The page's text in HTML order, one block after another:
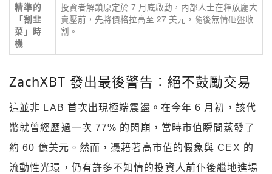
精準的
「割韭
菜」時
機
投資者解鎖原定於 7 月底啟動，內部人士在釋放龐大
賣壓前，先將價格拉高至 27 美元，隨後無情砸盤收
割。
ZachXBT 發出最後警告：絕不鼓勵交易
這並非 LAB 首次出現極端震盪。在今年 6 月初，該代
幣就曾經歷過一次 77% 的閃崩，當時市值瞬間蒸發了
約 60 億美元。然而，憑藉著高市值的假象與 CEX 的
流動性光環，仍有許多不知情的投資人前仆後繼地進場